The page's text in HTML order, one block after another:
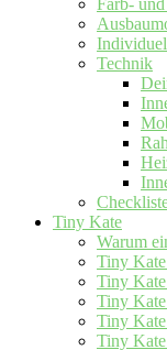
Farb-
Technik
Tiny Kate
Warum
Tiny
Tiny
Tiny
Tiny
Tiny